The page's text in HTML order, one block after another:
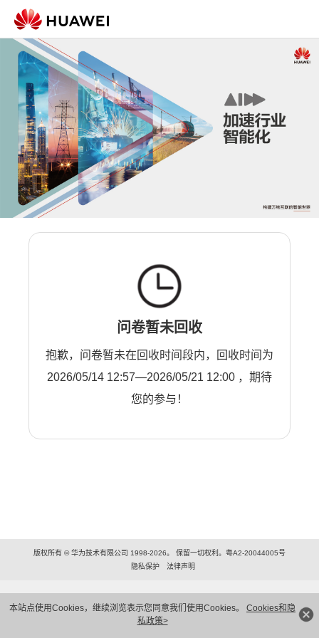
本站点使用Cookies，继续浏览表示您同意我们使用Cookies。 Cookies和隐
私政策>
问卷暂未回收
抱歉，问卷暂未在回收时间段内，回收时间为
2026/05/14 12:57—2026/05/21 12:00 ，期待
您的参与！
版权所有 © 华为技术有限公司 1998-2026。 保留一切权利。粤A2-20044005号
隐私保护
法律声明